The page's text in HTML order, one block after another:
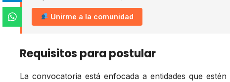
Unirme a la comunidad
Requisitos para postular
La convocatoria está enfocada a entidades que estén